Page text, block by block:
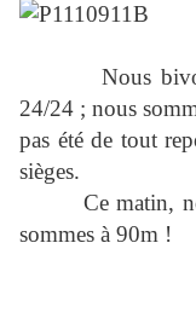
Nous
24/24 ; nous
pas été de tout
sièges.
Ce matin,
sommes à 90m !